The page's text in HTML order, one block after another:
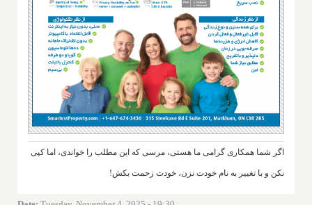
اگر شما همکاری گرامی ما هستی، مرسی که این مطلب را خواندی، اما کپی
نکن و با تغییر به نام خودت نزن، خودت زحمت بکش!